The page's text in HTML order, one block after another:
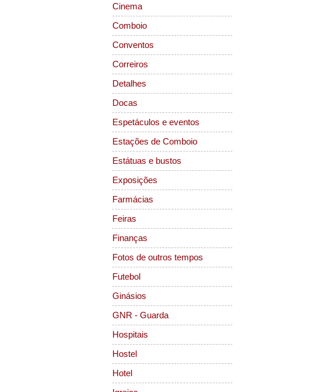
Cinema
Comboio
Conventos
Correiros
Detalhes
Docas
Espetáculos e eventos
Estações de Comboio
Estátuas e bustos
Exposições
Farmácias
Feiras
Finanças
Fotos de outros tempos
Futebol
Ginásios
GNR - Guarda
Hospitais
Hostel
Hotel